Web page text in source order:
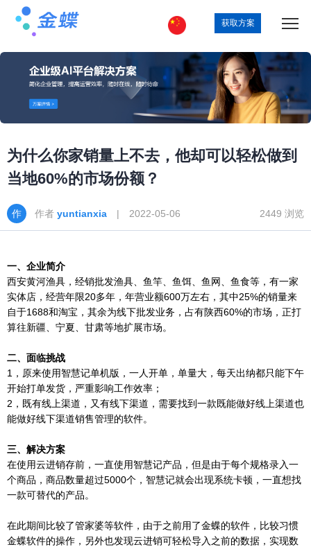
获取方案
为什么你家销量上不去，他却可以轻松做到
当地60%的市场份额？
作者 yuntianxia | 2022-05-06 2449 浏览
一、企业简介
西安黄河渔具，经销批发渔具、鱼竿、鱼饵、鱼网、鱼食等，有一家
实体店，经营年限20多年，年营业额600万左右，其中25%的销量来
自于1688和淘宝，其余为线下批发业务，占有陕西60%的市场，正打
算往新疆、宁夏、甘肃等地扩展市场。
二、面临挑战
1，原来使用智慧记单机版，一人开单，单量大，每天出纳都只能下午
开始打单发货，严重影响工作效率；
2，既有线上渠道，又有线下渠道，需要找到一款既能做好线上渠道也
能做好线下渠道销售管理的软件。
三、解决方案
在使用云进销存前，一直使用智慧记产品，但是由于每个规格录入一
个商品，商品数量超过5000个，智慧记就会出现系统卡顿，一直想找
一款可替代的产品。
在此期间比较了管家婆等软件，由于之前用了金蝶的软件，比较习惯
金蝶软件的操作，另外也发现云进销可轻松导入之前的数据，实现数